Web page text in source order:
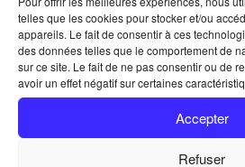
telles que les cookies pour stocker et/ou
appareils. Le fait de consentir à ces
des données telles que le comportement de
sur ce site. Le fait de ne pas consentir ou de
avoir un effet négatif sur certaines
Accepter
Refuser
Basé à La Réunion
Bureautique
Intégrateur de solutions d'impression
DTF à la Réunion